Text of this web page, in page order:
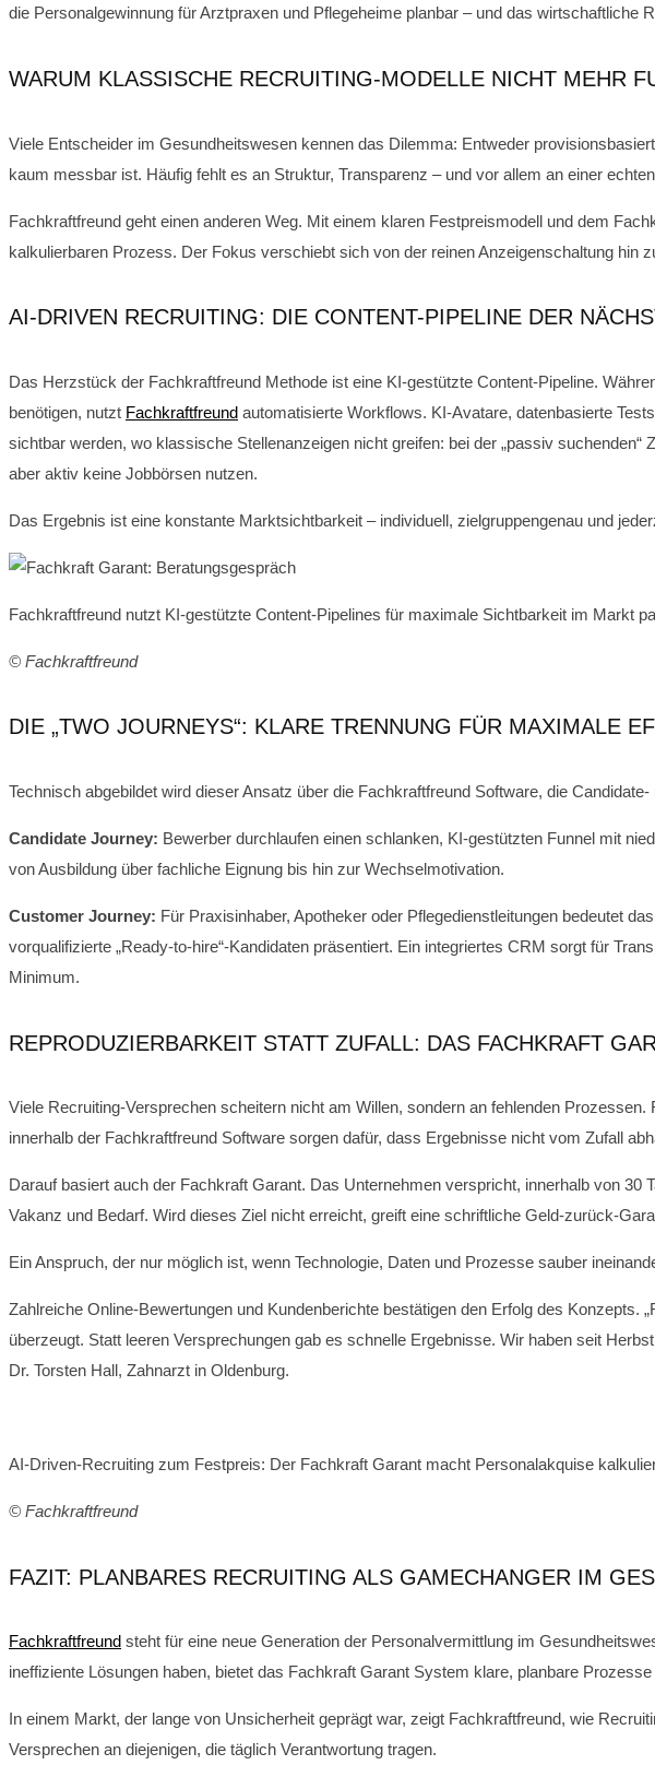
die Personalgewinnung für Arztpraxen und Pflegeheime planbar – und das wirtschaftliche
WARUM KLASSISCHE RECRUITING-MODELLE NICHT MEHR
Viele Entscheider im Gesundheitswesen kennen das Dilemma: Entweder
kaum messbar ist. Häufig fehlt es an Struktur, Transparenz – und vor allem an einer
Fachkraftfreund geht einen anderen Weg. Mit einem klaren Festpreismodell und dem
kalkulierbaren Prozess. Der Fokus verschiebt sich von der reinen Anzeigen­schaltung hin
AI-DRIVEN RECRUITING: DIE CONTENT-PIPELINE DER
Das Herzstück der Fachkraftfreund Methode ist eine KI-gestützte Content-Pipeline.
benötigen, nutzt Fachkraftfreund automatisierte Workflows. KI-Avatare, datenbasierte
sichtbar werden, wo klassische Stellenanzeigen nicht greifen: bei der „passiv
aber aktiv keine Jobbörsen nutzen.
Das Ergebnis ist eine konstante Marktsichtbarkeit – individuell, zielgruppengenau und
Fachkraftfreund nutzt KI-gestützte Content-Pipelines für maximale Sichtbarkeit im Markt
© Fachkraftfreund
DIE „TWO JOURNEYS“: KLARE TRENNUNG FÜR MAXIMALE
Technisch abgebildet wird dieser Ansatz über die Fachkraftfreund Software, die
Candidate Journey: Bewerber durchlaufen einen schlanken, KI-gestützten Funnel mit
von Ausbildung über fachliche Eignung bis hin zur Wechselmotivation.
Customer Journey: Für Praxisinhaber, Apotheker oder Pflegedienstleitungen bedeutet
vorqualifizierte „Ready-to-hire“-Kandidaten präsentiert. Ein integriertes CRM sorgt für
Minimum.
REPRODUZIERBARKEIT STATT ZUFALL: DAS FACHKRAFT
Viele Recruiting-Versprechen scheitern nicht am Willen, sondern an fehlenden
innerhalb der Fachkraftfreund Software sorgen dafür, dass Ergebnisse nicht vom Zufall
Darauf basiert auch der Fachkraft Garant. Das Unternehmen verspricht, innerhalb von 30
Vakanz und Bedarf. Wird dieses Ziel nicht erreicht, greift eine schriftliche Geld-zurück-
Ein Anspruch, der nur möglich ist, wenn Technologie, Daten und Prozesse sauber
Zahlreiche Online-Bewertungen und Kundenberichte bestätigen den Erfolg des
überzeugt. Statt leeren Versprechungen gab es schnelle Ergebnisse. Wir haben seit
Dr. Torsten Hall, Zahnarzt in Oldenburg.
AI-Driven-Recruiting zum Festpreis: Der Fachkraft Garant macht Personalakquise
© Fachkraftfreund
FAZIT: PLANBARES RECRUITING ALS GAMECHANGER IM
Fachkraftfreund steht für eine neue Generation der Personalvermittlung im
ineffiziente Lösungen haben, bietet das Fachkraft Garant System klare, planbare
In einem Markt, der lange von Unsicherheit geprägt war, zeigt Fachkraftfreund, wie
Versprechen an diejenigen, die täglich Verantwortung tragen.